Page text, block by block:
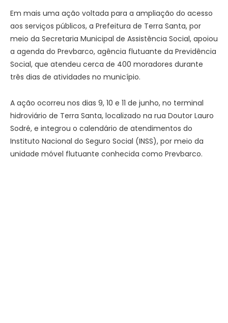
Em mais uma ação voltada para a ampliação do acesso
aos serviços públicos, a Prefeitura de Terra Santa, por
meio da Secretaria Municipal de Assistência Social, apoiou
a agenda do Prevbarco, agência flutuante da Previdência
Social, que atendeu cerca de 400 moradores durante
três dias de atividades no município.
A ação ocorreu nos dias 9, 10 e 11 de junho, no terminal
hidroviário de Terra Santa, localizado na rua Doutor Lauro
Sodré, e integrou o calendário de atendimentos do
Instituto Nacional do Seguro Social (INSS), por meio da
unidade móvel flutuante conhecida como Prevbarco.